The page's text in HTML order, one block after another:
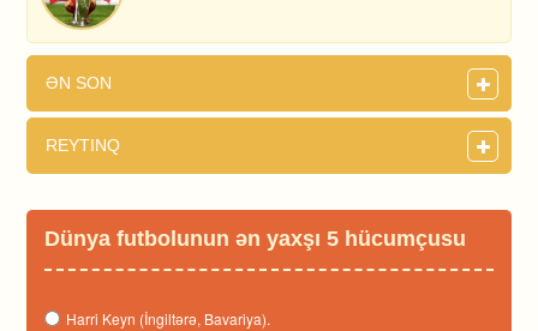
ƏN SON
REYTINQ
Dünya futbolunun ən yaxşı 5 hücumçusu
Harri Keyn (İngiltərə, Bavariya).